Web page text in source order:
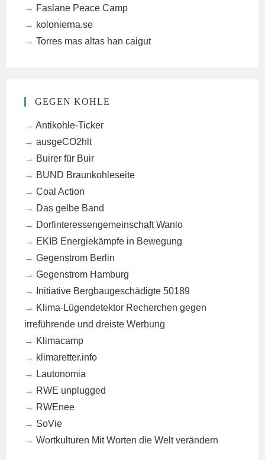
Faslane Peace Camp
kolonierna.se
Torres mas altas han caigut
GEGEN KOHLE
Antikohle-Ticker
ausgeCO2hlt
Buirer für Buir
BUND Braunkohleseite
Coal Action
Das gelbe Band
Dorfinteressengemeinschaft Wanlo
EKIB Energiekämpfe in Bewegung
Gegenstrom Berlin
Gegenstrom Hamburg
Initiative Bergbaugeschädigte 50189
Klima-Lügendetektor Recherchen gegen
irreführende und dreiste Werbung
Klimacamp
klimaretter.info
Lautonomia
RWE unplugged
RWEnee
SoVie
Wortkulturen Mit Worten die Welt verändern